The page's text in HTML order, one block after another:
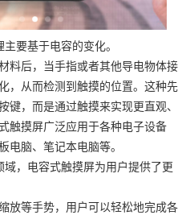
要基于电容的变化。
料后，当手指或者其他导电物体接
，从而检测到触摸的位置。这种先
键，而是通过触摸来实现更直观、
触摸屏广泛应用于各种电子设备
电脑、笔记本电脑等。
，电容式触摸屏为用户提供了更
放等手势，用户可以轻松地完成各